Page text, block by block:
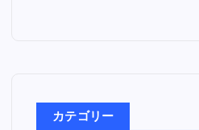
カテゴリー